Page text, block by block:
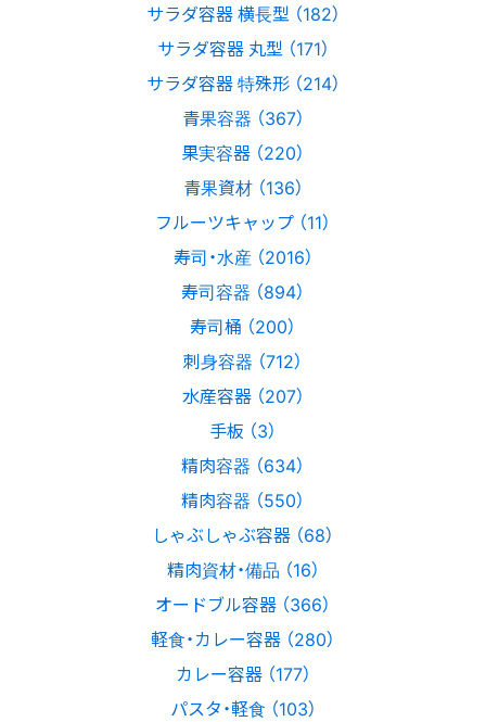
サラダ容器 横長型 （182）
サラダ容器 丸型 （171）
サラダ容器 特殊形 （214）
青果容器 （367）
果実容器 （220）
青果資材 （136）
フルーツキャップ （11）
寿司・水産 （2016）
寿司容器 （894）
寿司桶 （200）
刺身容器 （712）
水産容器 （207）
手板 （3）
精肉容器 （634）
精肉容器 （550）
しゃぶしゃぶ容器 （68）
精肉資材・備品 （16）
オードブル容器 （366）
軽食・カレー容器 （280）
カレー容器 （177）
パスタ・軽食 （103）